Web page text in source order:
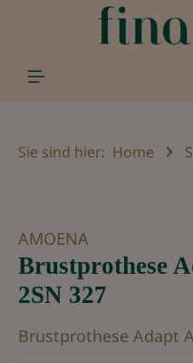
springen
Sie sind hier: Home
AMOENA
Brustprothese
2SN 327
Brustprothese Adapt